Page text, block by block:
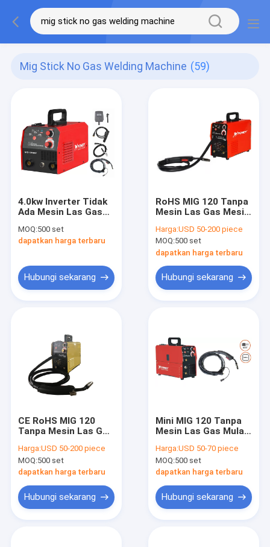
Mig Stick No Gas Welding Machine (59)
4.0kw Inverter Tidak
Ada Mesin Las Gas
Dan Stick Welder
MOQ:500 set
dapatkan harga terbaru
Hubungi sekarang
RoHS MIG 120 Tanpa
Mesin Las Gas Mesin
MMA
Harga:USD 50-200 piece
MOQ:500 set
dapatkan harga terbaru
Hubungi sekarang
CE RoHS MIG 120
Tanpa Mesin Las Gas
Dengan MMA
Harga:USD 50-200 piece
MOQ:500 set
dapatkan harga terbaru
Hubungi sekarang
Mini MIG 120 Tanpa
Mesin Las Gas Mulai
MIG Terpisah
Harga:USD 50-70 piece
MOQ:500 set
dapatkan harga terbaru
Hubungi sekarang